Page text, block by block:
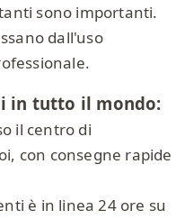
sono importanti.
dall'uso
in tutto il mondo:
il centro di
con consegne rapide
è in linea 24 ore su